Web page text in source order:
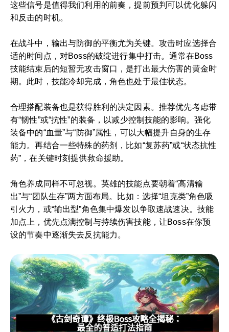
这些信号是值得我们利用的前奏，提前预判可以优化躲闪
和反击的时机。
在战斗中，输出与防御的平衡尤为关键。攻击时应选择合
适的时间点，对Boss的破绽进行集中打击。通常在Boss
技能结束后的短暂无攻击窗口，是打出最大伤害的黄金时
期。此时，技能冷却完成，角色也处于最佳状态。
合理搭配装备也是获得胜利的决定因素。推荐优先考虑带
有“韧性”或“抗性”的装备，以减少控制技能的影响。强化
装备中的“血量”与“防御”属性，可以大幅提升自身的生存
能力。再结合一些特殊的药剂，比如“复苏药”或“状态抗性
药”，在关键时刻提供救命援助。
角色养成同样不可忽视。英雄的技能点要朝着“高清输
出”与“团队生存”两方面布局。比如：选择“坦克类”角色吸
引火力，或“输出型”角色集中爆发以争取速战速决。技能
加点上，优先点满控制与持续伤害技能，让Boss在你预
设的节奏中逐渐失去反抗能力。